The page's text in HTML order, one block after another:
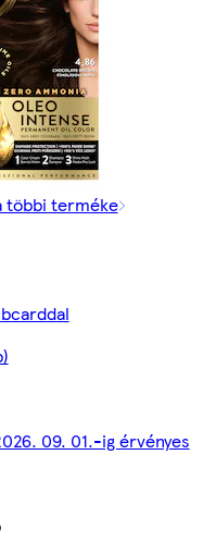
többi terméke
09. 01.-ig érvényes